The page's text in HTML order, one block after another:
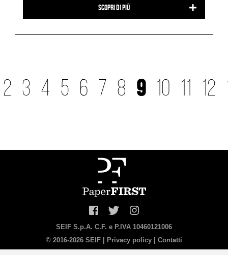
Scopri di più
2 3 4 5 6 7 8 9 10 11 12
SEIF S.p.A. C.F. e P.IVA 10460121006
© 2016-2026 SEIF | Privacy policy | Contatti